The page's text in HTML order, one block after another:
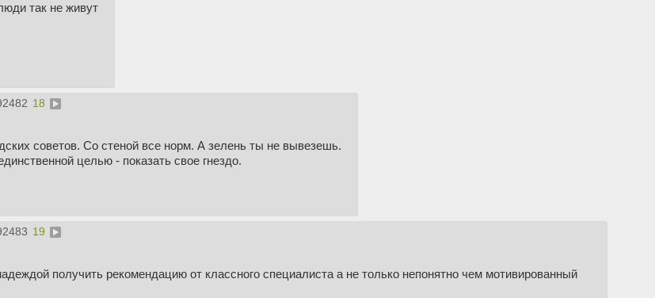
так не живут
18
советов. Со стеной все норм. А зелень ты не вывезешь.
целью - показать свое гнездо.
19
получить рекомендацию от классного специалиста а не только непонятно чем мотивированный